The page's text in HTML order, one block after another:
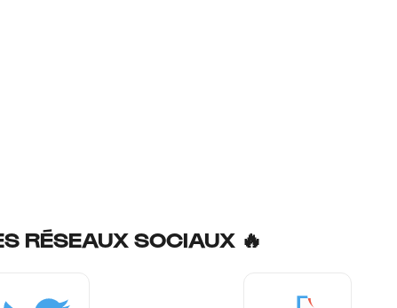
RÉSEAUX SOCIAUX 🔥